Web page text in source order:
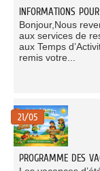
INFORMATIONS
Bonjour,Nous
aux services de
aux Temps
remis votre...
21/05
PROGRAMME DES